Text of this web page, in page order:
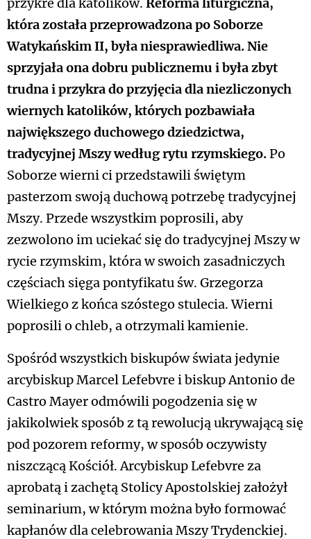
przykre dla katolików. Reforma liturgiczna,
która została przeprowadzona po Soborze
Watykańskim II, była niesprawiedliwa. Nie
sprzyjała ona dobru publicznemu i była zbyt
trudna i przykra do przyjęcia dla niezliczonych
wiernych katolików, których pozbawiała
największego duchowego dziedzictwa,
tradycyjnej Mszy według rytu rzymskiego.Po
Soborze wierni ci przedstawili świętym
pasterzom swoją duchową potrzebę tradycyjnej
Mszy. Przede wszystkim poprosili, aby
zezwolono im uciekać się do tradycyjnej Mszy w
rycie rzymskim, która w swoich zasadniczych
częściach sięga pontyfikatu św. Grzegorza
Wielkiego z końca szóstego stulecia. Wierni
poprosili o chleb, a otrzymali kamienie.
Spośród wszystkich biskupów świata jedynie
arcybiskup Marcel Lefebvre i biskup Antonio de
Castro Mayer odmówili pogodzenia się w
jakikolwiek sposób z tą rewolucją ukrywającą się
pod pozorem reformy, w sposób oczywisty
niszczącą Kościół. Arcybiskup Lefebvre za
aprobatą i zachętą Stolicy Apostolskiej założył
seminarium, w którym można było formować
kapłanów dla celebrowania Mszy Trydenckiej.